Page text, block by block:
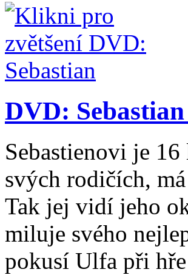
DVD:
Sebastienovi je
svých rodičích,
Tak jej vidí jeho
miluje svého
pokusí Ulfa při